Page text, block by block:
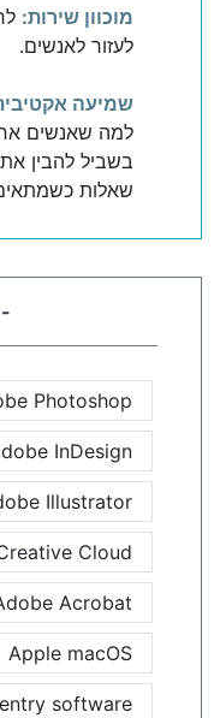
מוכוון שירות:
לעזור לאנשים.
שמיעה
למה שאנשים
בשביל להבין
שאלות
-
Photoshop
InDesign
Illustrator
Cloud
Acrobat
Apple macOS
software